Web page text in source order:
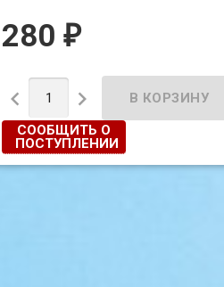
280₽
 
СООБЩИТЬ О
ПОСТУПЛЕНИИ